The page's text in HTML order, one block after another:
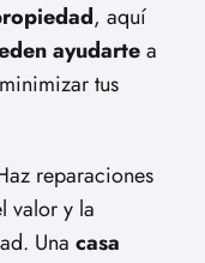
, aquí
ayudartea
tus
reparaciones
valor y la
Una casa